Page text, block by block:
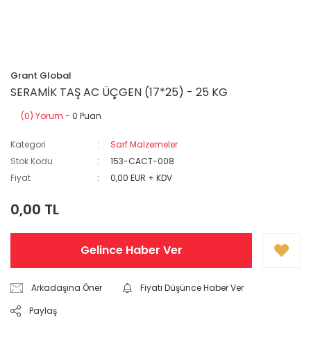
Grant Global
SERAMİK TAŞ AC ÜÇGEN (17*25) - 25 KG
(0) Yorum - 0 Puan
Kategori
Sarf Malzemeler
Stok Kodu
153-CACT-008
Fiyat
0,00 EUR + KDV
0,00 TL
Gelince Haber Ver
Arkadaşına Öner
Fiyatı Düşünce Haber Ver
Paylaş